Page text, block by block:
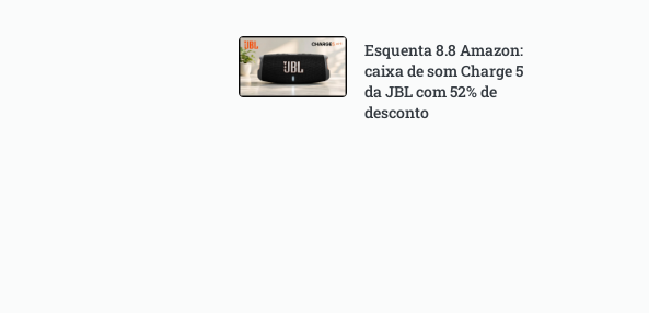
Esquenta 8.8 Amazon:
caixa de som Charge 5
da JBL com 52% de
desconto